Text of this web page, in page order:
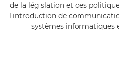
de la législation et des
l'introduction de
systèmes informatiques